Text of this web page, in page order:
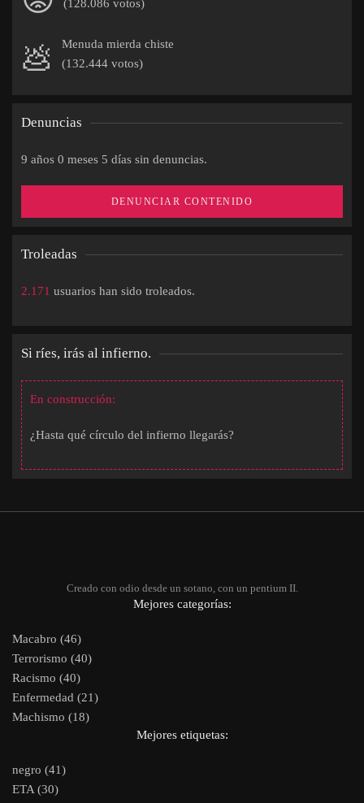
(128.086 votos)
💩
Menuda mierda chiste
(132.444 votos)
Denuncias
9 años 0 meses 5 días sin denuncias.
DENUNCIAR CONTENIDO
Troleadas
2.171 usuarios han sido troleados.
Si ríes, irás al infierno.
En construcción:
¿Hasta qué círculo del infierno llegarás?
Creado con odio desde un sotano, con un pentium II.
Mejores categorías:
Macabro (46)
Terrorismo (40)
Racismo (40)
Enfermedad (21)
Machismo (18)
Mejores etiquetas:
negro (41)
ETA (30)